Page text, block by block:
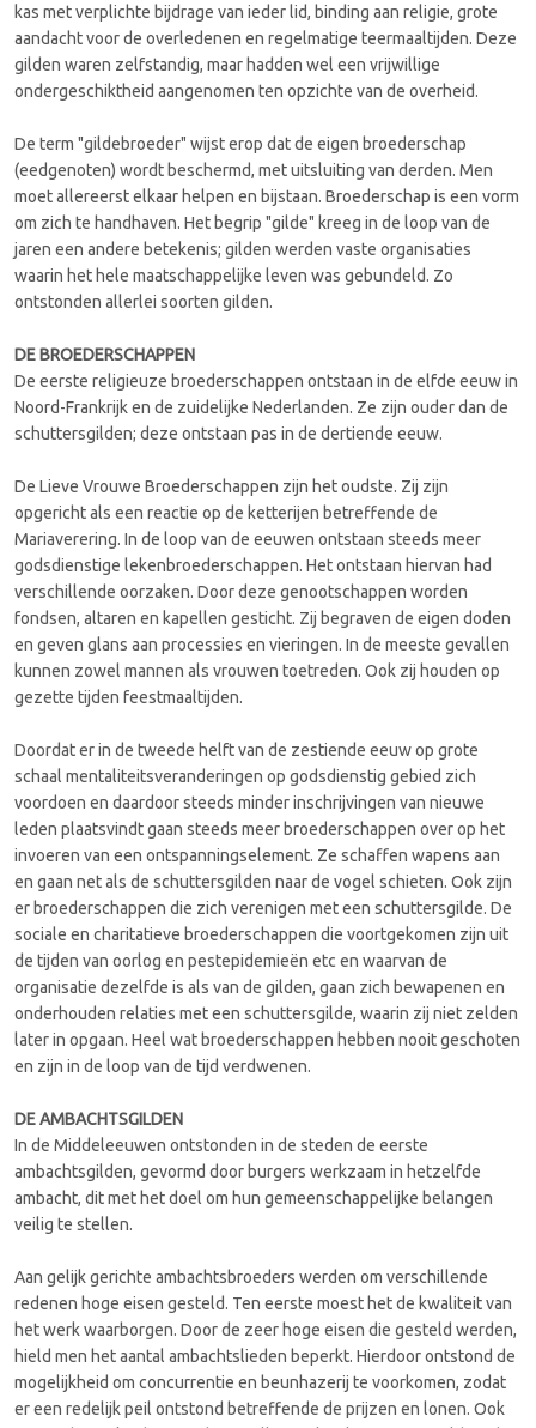
kas met verplichte bijdrage van ieder lid, binding aan religie, grote
aandacht voor de overledenen en regelmatige teermaaltijden. Deze
gilden waren zelfstandig, maar hadden wel een vrijwillige
ondergeschiktheid aangenomen ten opzichte van de overheid.
De term "gildebroeder" wijst erop dat de eigen broederschap
(eedgenoten) wordt beschermd, met uitsluiting van derden. Men
moet allereerst elkaar helpen en bijstaan. Broederschap is een vorm
om zich te handhaven. Het begrip "gilde" kreeg in de loop van de
jaren een andere betekenis; gilden werden vaste organisaties
waarin het hele maatschappelijke leven was gebundeld. Zo
ontstonden allerlei soorten gilden.
DE BROEDERSCHAPPEN
De eerste religieuze broederschappen ontstaan in de elfde eeuw in
Noord-Frankrijk en de zuidelijke Nederlanden. Ze zijn ouder dan de
schuttersgilden; deze ontstaan pas in de dertiende eeuw.
De Lieve Vrouwe Broederschappen zijn het oudste. Zij zijn
opgericht als een reactie op de ketterijen betreffende de
Mariaverering. In de loop van de eeuwen ontstaan steeds meer
godsdienstige lekenbroederschappen. Het ontstaan hiervan had
verschillende oorzaken. Door deze genootschappen worden
fondsen, altaren en kapellen gesticht. Zij begraven de eigen doden
en geven glans aan processies en vieringen. In de meeste gevallen
kunnen zowel mannen als vrouwen toetreden. Ook zij houden op
gezette tijden feestmaaltijden.
Doordat er in de tweede helft van de zestiende eeuw op grote
schaal mentaliteitsveranderingen op godsdienstig gebied zich
voordoen en daardoor steeds minder inschrijvingen van nieuwe
leden plaatsvindt gaan steeds meer broederschappen over op het
invoeren van een ontspanningselement. Ze schaffen wapens aan
en gaan net als de schuttersgilden naar de vogel schieten. Ook zijn
er broederschappen die zich verenigen met een schuttersgilde. De
sociale en charitatieve broederschappen die voortgekomen zijn uit
de tijden van oorlog en pestepidemieën etc en waarvan de
organisatie dezelfde is als van de gilden, gaan zich bewapenen en
onderhouden relaties met een schuttersgilde, waarin zij niet zelden
later in opgaan. Heel wat broederschappen hebben nooit geschoten
en zijn in de loop van de tijd verdwenen.
DE AMBACHTSGILDEN
In de Middeleeuwen ontstonden in de steden de eerste
ambachtsgilden, gevormd door burgers werkzaam in hetzelfde
ambacht, dit met het doel om hun gemeenschappelijke belangen
veilig te stellen.
Aan gelijk gerichte ambachtsbroeders werden om verschillende
redenen hoge eisen gesteld. Ten eerste moest het de kwaliteit van
het werk waarborgen. Door de zeer hoge eisen die gesteld werden,
hield men het aantal ambachtslieden beperkt. Hierdoor ontstond de
mogelijkheid om concurrentie en beunhazerij te voorkomen, zodat
er een redelijk peil ontstond betreffende de prijzen en lonen. Ook